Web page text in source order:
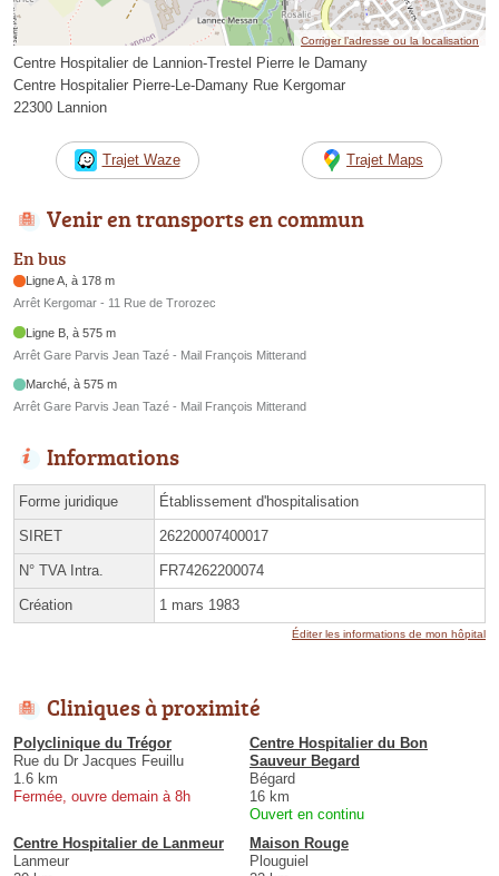
Corriger l’adresse ou la localisation
Centre Hospitalier de Lannion-Trestel Pierre le Damany
Centre Hospitalier Pierre-Le-Damany Rue Kergomar
22300 Lannion
Trajet Waze Trajet Maps
Venir en transports en commun
En bus
Ligne A, à 178 m
Arrêt Kergomar - 11 Rue de Trorozec
Ligne B, à 575 m
Arrêt Gare Parvis Jean Tazé - Mail François Mitterand
Marché, à 575 m
Arrêt Gare Parvis Jean Tazé - Mail François Mitterand
Informations
Forme juridique Établissement d'hospitalisation
SIRET 26220007400017
N° TVA Intra. FR74262200074
Création 1 mars 1983
Éditer les informations de mon hôpital
Cliniques à proximité
Polyclinique du Trégor
Rue du Dr Jacques Feuillu
1.6 km
Fermée, ouvre demain à 8h
Centre Hospitalier du Bon
Sauveur Begard
Bégard
16 km
Ouvert en continu
Centre Hospitalier de Lanmeur
Lanmeur
Maison Rouge
Plouguiel